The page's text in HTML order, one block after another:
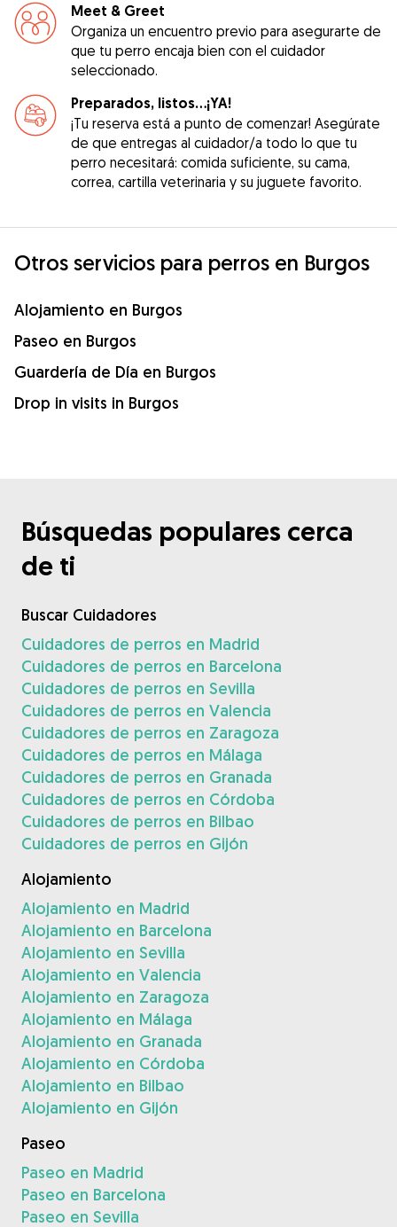
Meet & Greet
Organiza un encuentro previo para asegurarte de
que tu perro encaja bien con el cuidador
seleccionado.
Preparados, listos...¡YA!
¡Tu reserva está a punto de comenzar! Asegúrate
de que entregas al cuidador/a todo lo que tu
perro necesitará: comida suficiente, su cama,
correa, cartilla veterinaria y su juguete favorito.
Otros servicios para perros en Burgos
Alojamiento en Burgos
Paseo en Burgos
Guardería de Día en Burgos
Drop in visits in Burgos
Búsquedas populares cerca
de ti
Buscar Cuidadores
Cuidadores de perros en Madrid
Cuidadores de perros en Barcelona
Cuidadores de perros en Sevilla
Cuidadores de perros en Valencia
Cuidadores de perros en Zaragoza
Cuidadores de perros en Málaga
Cuidadores de perros en Granada
Cuidadores de perros en Córdoba
Cuidadores de perros en Bilbao
Cuidadores de perros en Gijón
Alojamiento
Alojamiento en Madrid
Alojamiento en Barcelona
Alojamiento en Sevilla
Alojamiento en Valencia
Alojamiento en Zaragoza
Alojamiento en Málaga
Alojamiento en Granada
Alojamiento en Córdoba
Alojamiento en Bilbao
Alojamiento en Gijón
Paseo
Paseo en Madrid
Paseo en Barcelona
Paseo en Sevilla